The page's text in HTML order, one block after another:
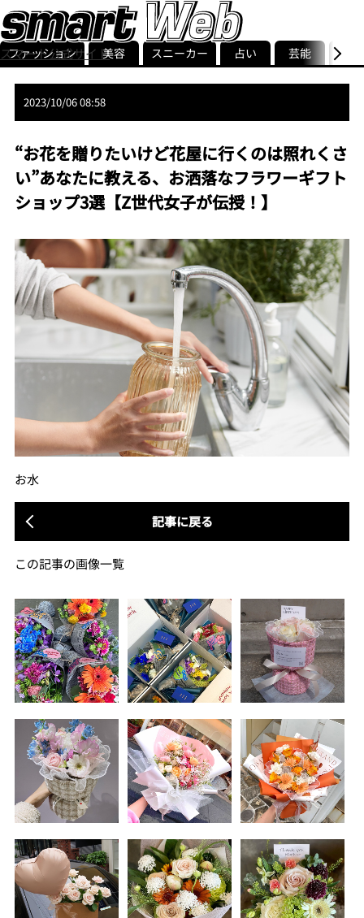
スマート公式サイト
smart最新号
記事一覧ランキング
ストリ
ファッション 美容 スニーカー 占い 芸能 グル
2023/10/06 08:58
“お花を贈りたいけど花屋に行くのは照れくさ
い”あなたに教える、お洒落なフラワーギフト
ショップ3選【Z世代女子が伝授！】
お水
記事に戻る
この記事の画像一覧